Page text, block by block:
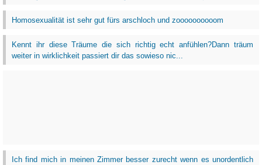
Homosexualität ist sehr gut fürs arschloch und zoooooooooom
Kennt ihr diese Träume die sich richtig echt anfühlen?Dann träum
weiter in wirklichkeit passiert dir das sowieso nic...
Ich find mich in meinen Zimmer besser zurecht wenn es unordentlich